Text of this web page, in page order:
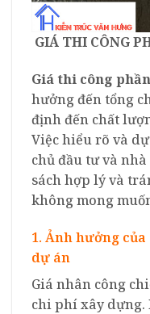
GIÁ THI CÔNG
Giá thi công
hưởng đến tổng
định đến chất
Việc hiểu rõ và
chủ đầu tư và
sách hợp lý và
không mong
1. Ảnh hưởng
dự án
Giá nhân công
chi phí xây dựng.